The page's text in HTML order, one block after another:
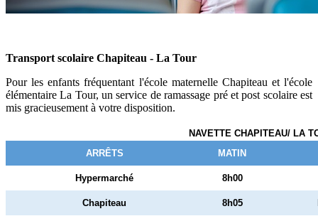
Transport scolaire Chapiteau - La Tour
Pour les enfants fréquentant l'école maternelle Chapiteau et l'école
élémentaire La Tour, un service de ramassage pré et post scolaire est
mis gracieusement à votre disposition.
NAVETTE CHAPITEAU/ LA
ARRÊTS
MATIN
Hypermarché 8h00
Chapiteau 8h05